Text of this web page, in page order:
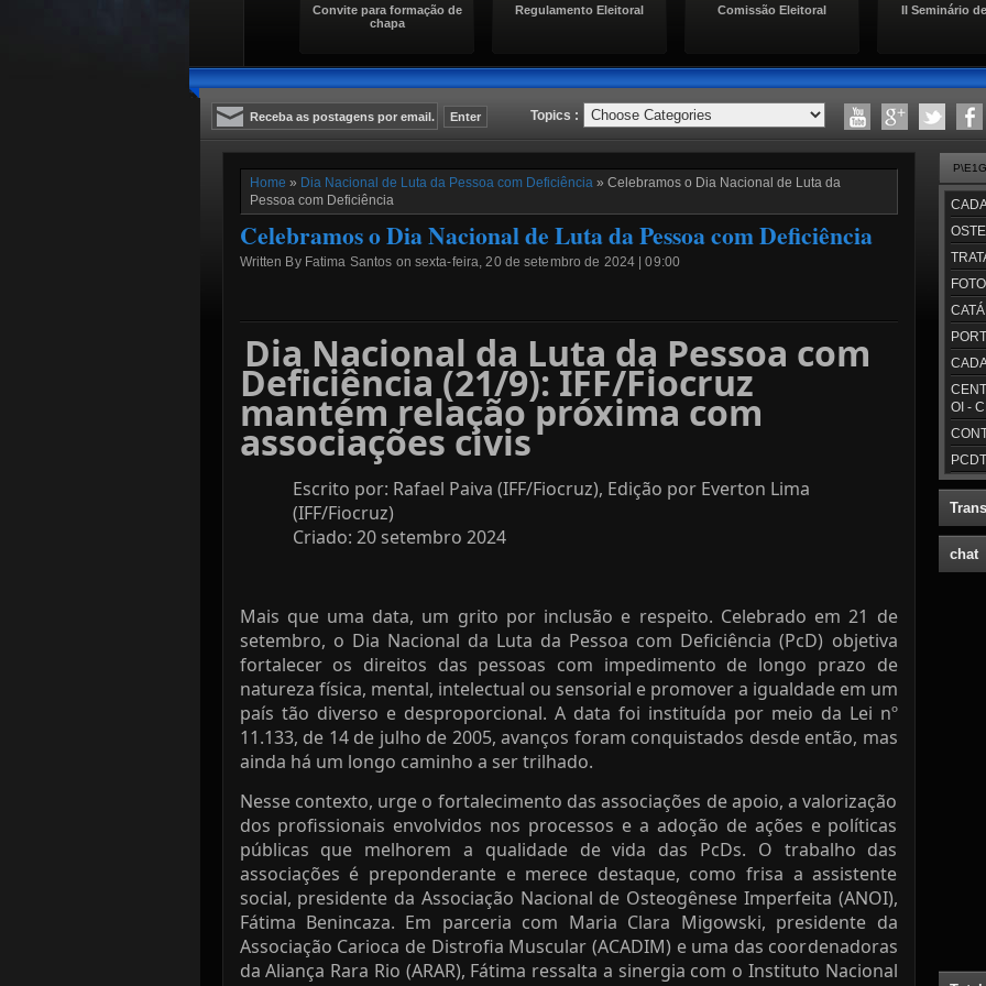
Convite para formação de
chapa
Regulamento Eleitoral Comissão Eleitoral II Seminário
Topics :
Home » Dia Nacional de Luta da Pessoa com Deficiência» Celebramos o Dia Nacional de Luta da
Pessoa com Deficiência
Celebramos o Dia Nacional de Luta da Pessoa com Deficiência
Written By Fatima Santos on sexta-feira, 20 de setembro de 2024 | 09:00
Dia Nacional da Luta da Pessoa com
Deficiência (21/9): IFF/Fiocruz
mantém relação próxima com
associações civis
Escrito por: Rafael Paiva (IFF/Fiocruz), Edição por Everton Lima
(IFF/Fiocruz)
Criado: 20 setembro 2024
Mais que uma data, um grito por inclusão e respeito. Celebrado em 21 de
setembro, o Dia Nacional da Luta da Pessoa com Deficiência (PcD) objetiva
fortalecer os direitos das pessoas com impedimento de longo prazo de
natureza física, mental, intelectual ou sensorial e promover a igualdade em um
país tão diverso e desproporcional. A data foi instituída por meio da Lei nº
11.133, de 14 de julho de 2005, avanços foram conquistados desde então, mas
ainda há um longo caminho a ser trilhado.
Nesse contexto, urge o fortalecimento das associações de apoio, a valorização
dos profissionais envolvidos nos processos e a adoção de ações e políticas
públicas que melhorem a qualidade de vida das PcDs. O trabalho das
associações é preponderante e merece destaque, como frisa a assistente
social, presidente da Associação Nacional de Osteogênese Imperfeita (ANOI),
Fátima Benincaza. Em parceria com Maria Clara Migowski, presidente da
Associação Carioca de Distrofia Muscular (ACADIM) e uma das coordenadoras
da Aliança Rara Rio (ARAR), Fátima ressalta a sinergia com o Instituto Nacional
OI -
chat